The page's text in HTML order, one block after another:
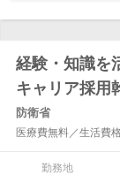
経験・知識を
キャリア採用
防衛省
医療費無料／生活費
勤務地